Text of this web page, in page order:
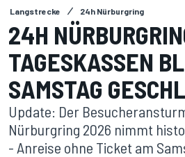
Langstrecke 24h Nürburgring
24H
TAGESKASSEN
SAMSTAG
Update: Der
Nürburgring 2026 nimmt
- Anreise ohne Ticket am